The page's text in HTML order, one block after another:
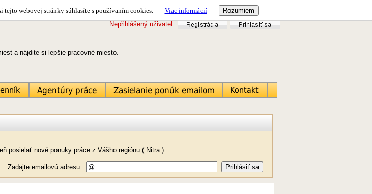
tejto webovej stránky súhlasíte s používaním cookies.
Viac informácií
Nepřihlášený uživatel
a nájdite si lepšie pracovné miesto.
posielať nové ponuky práce z Vášho regiónu ( Nitra )
Zadajte emailovú adresu